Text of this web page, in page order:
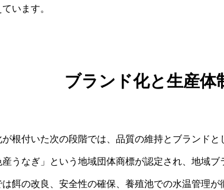
います。
ブランド化と生産体
が根付いた次の段階では、品質の維持とブランド
産うなぎ」という地域団体商標が認定され、地域
餌の改良、安全性の確保、養殖池での水温管理